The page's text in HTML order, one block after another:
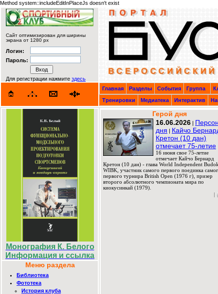
Method system::includeEditInPlaceJs doesn't exist
Сайт оптимизирован для ширины
экрана от 1280 px
Логин:
Пароль:
Для регистрации нажмите здесь
Главная
Разделы События Группа
Тренировки
Медиатека Интерактив
Монография К. Белого
Информация и ссылка
Меню раздела
Библиотека
Фототека
История клуба
Герой дня
16.06.2026 |
дня | Кайчо
Кретон (10 дан)
отмечает 75-летие
16 июня свое 75-летие
отмечает Кайчо Бернард
Кретон (10 дан) - глава World Independent
WIBK, участник самого первого поединка
первого турнира British Open (1976 г), призер
второго абсолютного чемпионата мира по
киокусинкай (1979).
|